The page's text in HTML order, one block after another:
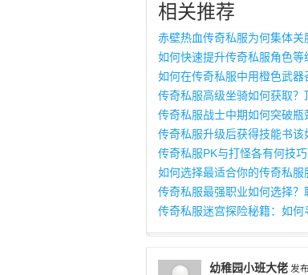
相关推荐
赤壁热血传奇私服为何集体关
如何快速提升传奇私服角色等
如何在传奇私服中用橙色武器
传奇私服高级坐骑如何获取
传奇私服战士中期如何突破瓶
传奇私服升级后获得技能书该
传奇私服PK与打怪各有何技
如何选择最适合你的传奇私服
传奇私服最强职业如何选择
传奇私服迷宫探险秘籍：如何
幼稚园小班大佬 发